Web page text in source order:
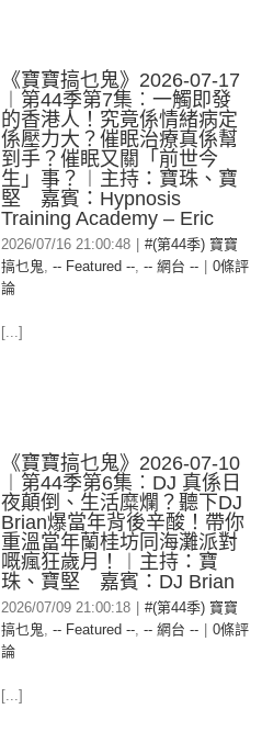
《寶寶搞乜鬼》2026-07-17
︱第44季第7集︰一觸即發
的香港人！究竟係情緒病定
係壓力大？催眠治療真係幫
到手？催眠又關「前世今
生」事？︱主持：寶珠、寶
堅 嘉賓：Hypnosis
Training Academy – Eric
2026/07/16 21:00:48
#(第44季) 寶寶
搞乜鬼, -- Featured --, -- 網台 --
0條評
論
[...]
《寶寶搞乜鬼》2026-07-10
︱第44季第6集︰DJ 真係日
夜顛倒、生活糜爛？聽下DJ
Brian爆當年背後辛酸！帶你
重溫當年蘭桂坊同海灘派對
嘅瘋狂歲月！︱主持：寶
珠、寶堅 嘉賓：DJ Brian
2026/07/09 21:00:18
#(第44季) 寶寶
搞乜鬼, -- Featured --, -- 網台 --
0條評
論
[...]